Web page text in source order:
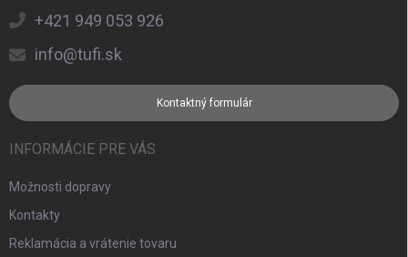
+421 949 053 926
info@tufi.sk
Kontaktný formulár
INFORMÁCIE PRE VÁS
Možnosti dopravy
Kontakty
Reklamácia a vrátenie tovaru